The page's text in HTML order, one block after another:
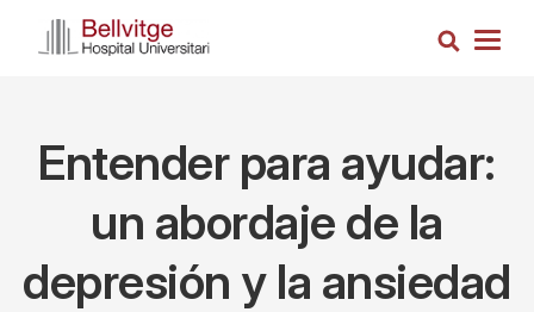
Busca
Entender para ayudar:
un abordaje de la
depresión y la ansiedad